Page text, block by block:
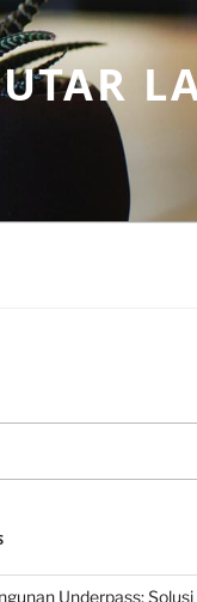
Underpass: Solusi